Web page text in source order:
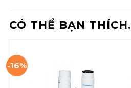
CÓ THỂ BẠN
-16%